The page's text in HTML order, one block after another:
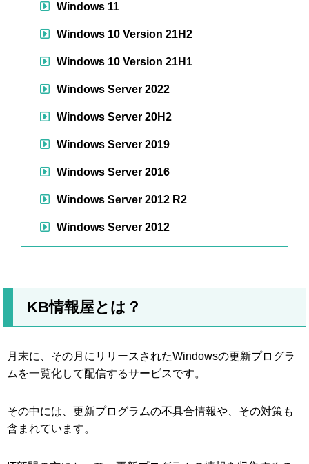
Windows 11
Windows 10 Version 21H2
Windows 10 Version 21H1
Windows Server 2022
Windows Server 20H2
Windows Server 2019
Windows Server 2016
Windows Server 2012 R2
Windows Server 2012
KB情報屋とは？
月末に、その月にリリースされたWindowsの更新プログラ
ムを一覧化して配信するサービスです。
その中には、更新プログラムの不具合情報や、その対策も
含まれています。